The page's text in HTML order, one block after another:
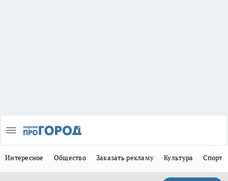
Интересное Общество Заказать рекламу Культура Спорт